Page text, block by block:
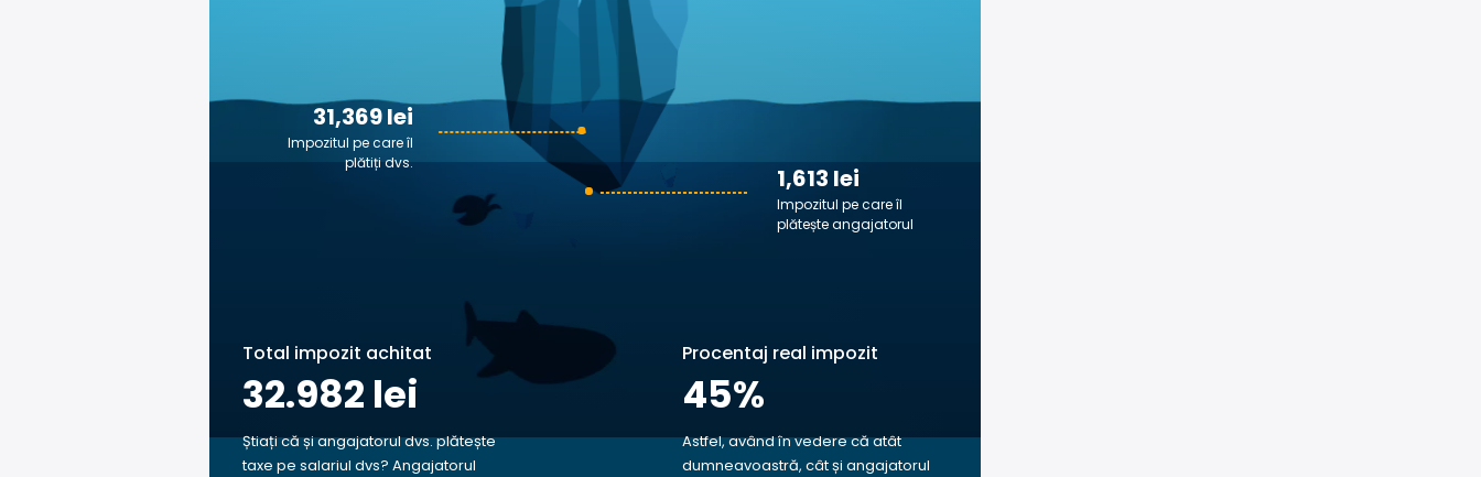
1,613 lei
Impozitul pe care îl
plătește angajatorul
31,369 lei
Impozitul pe care îl
plătiți dvs.
Total impozit achitat
32.982 lei
Știați că și angajatorul dvs. plătește
taxe pe salariul dvs? Angajatorul
Procentaj real impozit
45%
Astfel, având în vedere că atât
dumneavoastră, cât și angajatorul